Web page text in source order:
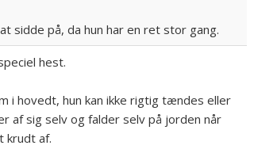
sidde på, da hun har en ret stor gang.
hest.
i hovedt, hun kan ikke rigtig tændes eller
af sig selv og falder selv på jorden når
krudt af.